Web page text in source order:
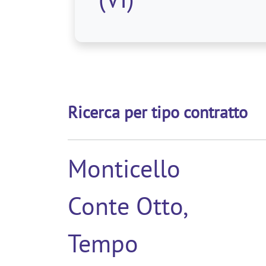
Ricerca per tipo contratto
Monticello
Conte Otto,
Tempo